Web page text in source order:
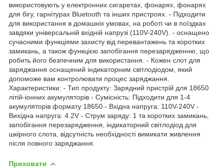
використовують у електронних сигаретах, фонарях, фонарях
для бігу, гарнітурах Bluetooth та інших пристроях. - Підходити
для використання в домашніх умовах, на роботі чи в поїздках
завдяки універсальній вхідній напрузі (110V-240V). - оснащено
сучасними функціями захисту від перевантажень та коротких
замикань, а також функцією запобігання перезарядженню, що
робить його безпечним для використання. - Кожен слот для
заряджання оснащений індикаторним світлодіодом, який
допоможе вам контролювати процес заряджання.
Характеристики: - Тип продукту: Зарядний пристрій для 18650
літій-іонних акумуляторів - Сумісність: Підходити для 1-4
акумуляторів формату 18650 - Вхідна напруга: 110V-240V -
Вихідна напруга: 4.2V - Струм заряду: 1 та коротких замикань,
запобігання перезарядження, індикаторний світлодіод для
шкірного слота, відсутність необхідності вимикати живлення
після повного заряджання.
Приховати